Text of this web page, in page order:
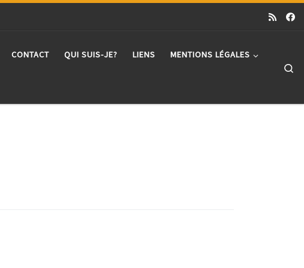
CONTACT QUI SUIS-JE? LIENS MENTIONS LÉGALES